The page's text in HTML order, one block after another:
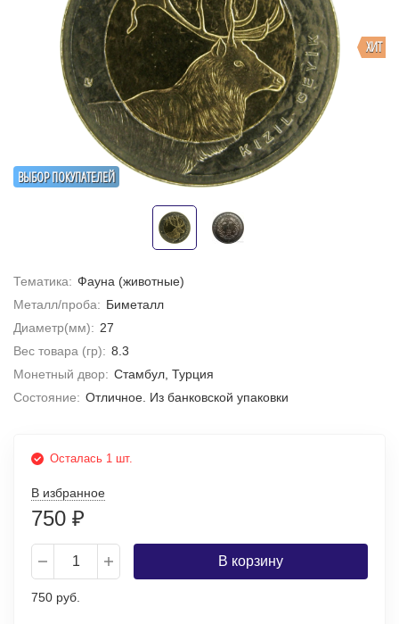
ВЫБОР ПОКУПАТЕЛЕЙ
ХИТ
Тематика: Фауна (животные)
Металл/проба: Биметалл
Диаметр(мм): 27
Вес товара (гр): 8.3
Монетный двор: Стамбул, Турция
Состояние: Отличное. Из банковской упаковки
Осталась 1 шт.
В избранное
750 ₽
В корзину
750 руб.